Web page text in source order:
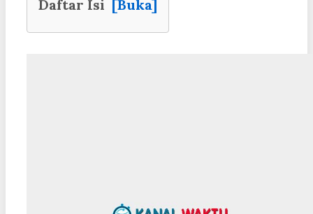
Daftar Isi [Buka]